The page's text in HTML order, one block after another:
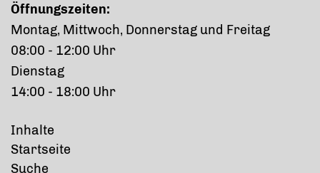
Öffnungszeiten:
Montag, Mittwoch, Donnerstag und Freitag
08:00 - 12:00 Uhr
Dienstag
14:00 - 18:00 Uhr
Inhalte
Startseite
Suche